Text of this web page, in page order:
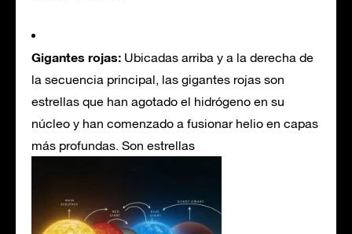
Gigantes rojas: Ubicadas arriba y a la derecha de
la secuencia principal, las gigantes rojas son
estrellas que han agotado el hidrógeno en su
núcleo y han comenzado a fusionar helio en capas
más profundas. Son estrellas